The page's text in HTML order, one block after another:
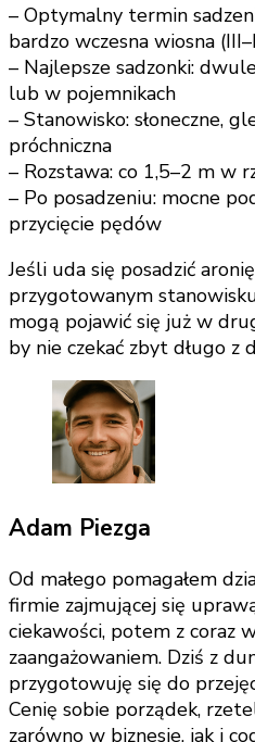
– Optymalny termin
bardzo wczesna wiosna
– Najlepsze sadzonki:
lub w pojemnikach
– Stanowisko: słoneczne,
próchniczna
– Rozstawa: co 1,5–2 m w
– Po posadzeniu: mocne
przycięcie pędów
Jeśli uda się posadzić
przygotowanym
mogą pojawić się już w
by nie czekać zbyt długo z
Adam Piezga
Od małego pomagałem
firmie zajmującej się
ciekawości, potem z coraz
zaangażowaniem. Dziś z
przygotowuję się do
Cenię sobie porządek,
zarówno w biznesie, jak i